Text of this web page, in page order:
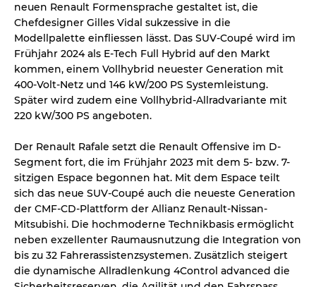
neuen Renault Formensprache gestaltet ist, die
Chefdesigner Gilles Vidal sukzessive in die
Modellpalette einfliessen lässt. Das SUV-Coupé wird im
Frühjahr 2024 als E-Tech Full Hybrid auf den Markt
kommen, einem Vollhybrid neuester Generation mit
400-Volt-Netz und 146 kW/200 PS Systemleistung.
Später wird zudem eine Vollhybrid-Allradvariante mit
220 kW/300 PS angeboten.
Der Renault Rafale setzt die Renault Offensive im D-
Segment fort, die im Frühjahr 2023 mit dem 5- bzw. 7-
sitzigen Espace begonnen hat. Mit dem Espace teilt
sich das neue SUV-Coupé auch die neueste Generation
der CMF-CD-Plattform der Allianz Renault-Nissan-
Mitsubishi. Die hochmoderne Technikbasis ermöglicht
neben exzellenter Raumausnutzung die Integration von
bis zu 32 Fahrerassistenzsystemen. Zusätzlich steigert
die dynamische Allradlenkung 4Control advanced die